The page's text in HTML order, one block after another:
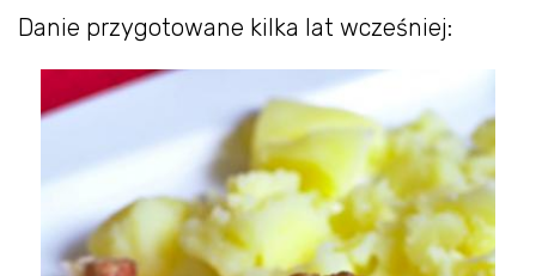
Danie przygotowane kilka lat wcześniej: